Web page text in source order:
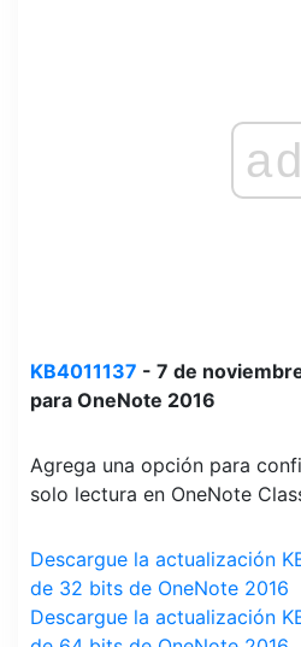
ad
KB4011137 - 7 de
para OneNote 2016
Agrega una opción para
solo lectura en OneNote
Descargue la actualización
de 32 bits de OneNote 2016
Descargue la actualización